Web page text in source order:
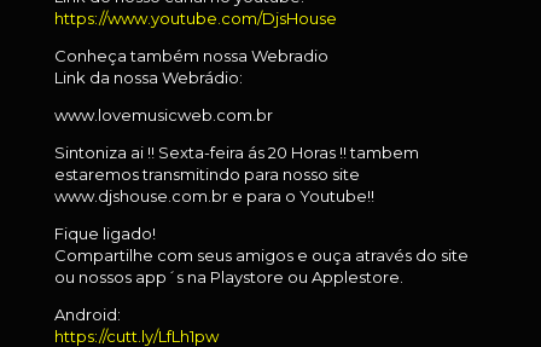
https://www.youtube.com/DjsHouse
Conheça também nossa Webradio
Link da nossa Webrádio:
www.lovemusicweb.com.br
Sintoniza ai !! Sexta-feira ás 20 Horas !! tambem
estaremos transmitindo para nosso site
www.djshouse.com.br e para o Youtube!!
Fique ligado!
Compartilhe com seus amigos e ouça através do site
ou nossos app´s na Playstore ou Applestore.
Android:
https://cutt.ly/LfLh1pw